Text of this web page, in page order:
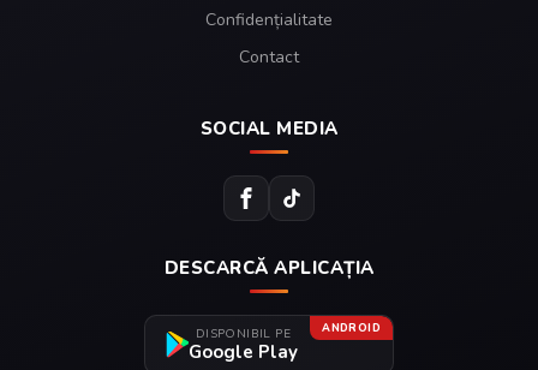
Confidențialitate
Contact
SOCIAL MEDIA
DESCARCĂ APLICAȚIA
ANDROID
DISPONIBIL PE
Google Play